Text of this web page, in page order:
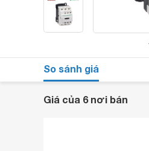
So sánh giá
Giá của 6 nơi bán